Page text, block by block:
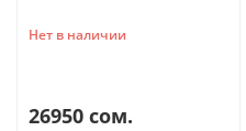
Нет в наличии
26950 сом.